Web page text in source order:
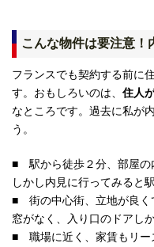
こんな物件は要注意！
フランスでも契約する前に
す。おもしろいのは、 住人
なところです。過去に私が
う。
■ 駅から徒歩２分、部屋の
しかし内見に行ってみると
■ 街の中心街、立地が良く
窓がなく、入り口のドアし
■ 職場に近く、家賃もリー